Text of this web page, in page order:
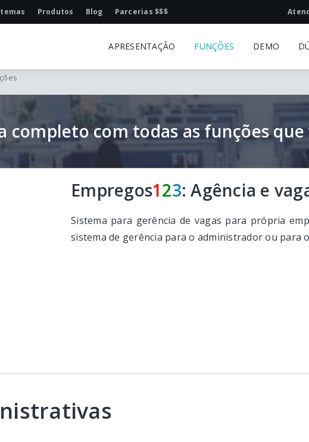
Produtos Blog Parcerias $$$
APRESENTAÇÃO FUNÇÕES DEMO
completo com todas as funções que
Empregos123: Agência e
Sistema para gerência de vagas para própria
sistema de gerência para o administrador ou para